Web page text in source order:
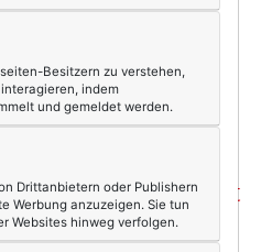
war auch nicht
Besitzern zu verstehen,
indem
und gemeldet werden.
Drittanbietern oder Publishern
Werbung anzuzeigen. Sie tun
Websites hinweg verfolgen.